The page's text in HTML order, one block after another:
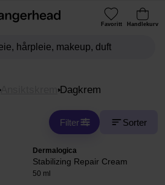
Favoritt Handlekurv
Ansiktskrem Dagkrem
Filter Sorter
Dermalogica
Stabilizing Repair Cream
50 ml